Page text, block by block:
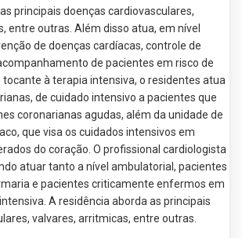
principais doenças cardiovasculares,
entre outras. Além disso atua, em nível
de doenças cardíacas, controle de
de pacientes em risco de
à terapia intensiva, o residentes atua
de cuidado intensivo a pacientes que
coronarianas agudas, além da unidade de
que visa os cuidados intensivos em
do coração. O profissional cardiologista
atuar tanto a nível ambulatorial, pacientes
e pacientes criticamente enfermos em
A residência aborda as principais
valvares, arritmicas, entre outras.